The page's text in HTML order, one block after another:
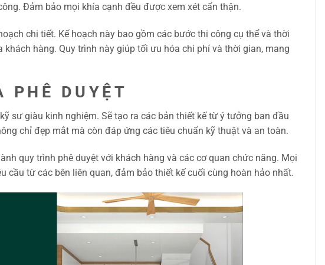
Đảm bảo mọi khía cạnh đều được xem xét cẩn thận.
chi tiết. Kế hoạch này bao gồm các bước thi công cụ thể và thời
hàng. Quy trình này giúp tối ưu hóa chi phí và thời gian, mang
DUYỆT
sư giàu kinh nghiệm. Sẽ tạo ra các bản thiết kế từ ý tưởng ban đầu
chỉ đẹp mắt mà còn đáp ứng các tiêu chuẩn kỹ thuật và an toàn.
quy trình phê duyệt với khách hàng và các cơ quan chức năng. Mọi
từ các bên liên quan, đảm bảo thiết kế cuối cùng hoàn hảo nhất.